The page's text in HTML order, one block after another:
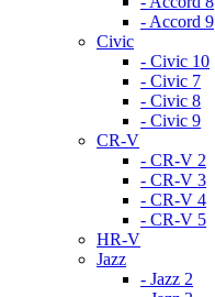
- Accord 9
Civic
- Civic 10
- Civic 7
- Civic 8
- Civic 9
CR-V
- CR-V 2
- CR-V 3
- CR-V 4
- CR-V 5
HR-V
Jazz
- Jazz 2